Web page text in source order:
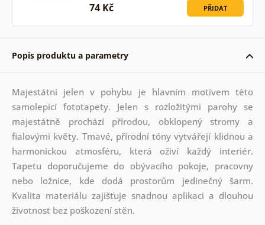
74 Kč PŘIDAT
Popis produktu a parametry
Majestátní jelen v pohybu je hlavním motivem této
samolepící fototapety. Jelen s rozložitými parohy se
majestátně prochází přírodou, obklopený stromy a
fialovými květy. Tmavé, přírodní tóny vytvářejí klidnou a
harmonickou atmosféru, která oživí každý interiér.
Tapetu doporučujeme do obývacího pokoje, pracovny
nebo ložnice, kde dodá prostorům jedinečný šarm.
Kvalita materiálu zajišťuje snadnou aplikaci a dlouhou
životnost bez poškození stěn.